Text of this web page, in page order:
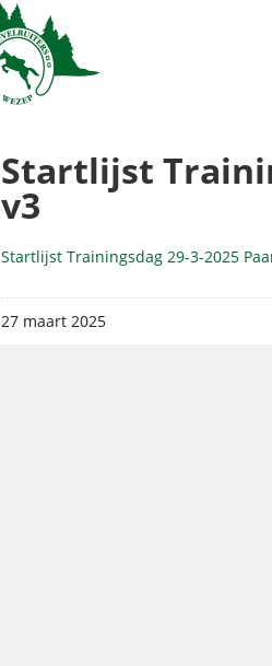
Startlijst
v3
Startlijst Trainingsdag 29-3-2025
27 maart 2025